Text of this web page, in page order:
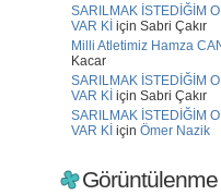
SARILMAK İSTEDİĞİM
VAR Kİ için Sabri Çakır
Milli Atletimiz Hamza
Kacar
SARILMAK İSTEDİĞİM
VAR Kİ için Sabri Çakır
SARILMAK İSTEDİĞİM
VAR Kİ için Ömer Nazik
Görüntülenme